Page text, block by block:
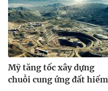
Mỹ tăng tốc xây dựng
chuỗi cung ứng đất hiếm